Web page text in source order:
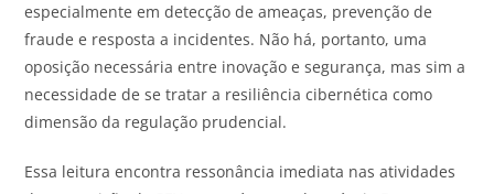
especialmente em detecção de ameaças, prevenção de
fraude e resposta a incidentes. Não há, portanto, uma
oposição necessária entre inovação e segurança, mas sim a
necessidade de se tratar a resiliência cibernética como
dimensão da regulação prudencial.
Essa leitura encontra ressonância imediata nas atividades